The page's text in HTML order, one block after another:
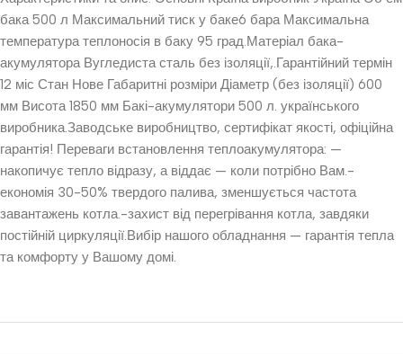
бака 500 л Максимальний тиск у баке6 бара Максимальна
температура теплоносія в баку 95 град.Матеріал бака-
акумулятора Вугледиста сталь без ізоляції,.Гарантійний термін
12 міс Стан Нове Габаритні розміри Діаметр (без ізоляції) 600
мм Висота 1850 мм Бакі-акумулятори 500 л. українського
виробника.Заводське виробництво, сертифікат якості, офіційна
гарантія! Переваги встановлення теплоакумулятора: —
накопичує тепло відразу, а віддає — коли потрібно Вам.-
економія 30-50% твердого палива, зменшується частота
завантажень котла.-захист від перегрівання котла, завдяки
постійній циркуляції.Вибір нашого обладнання — гарантія тепла
та комфорту у Вашому домі.